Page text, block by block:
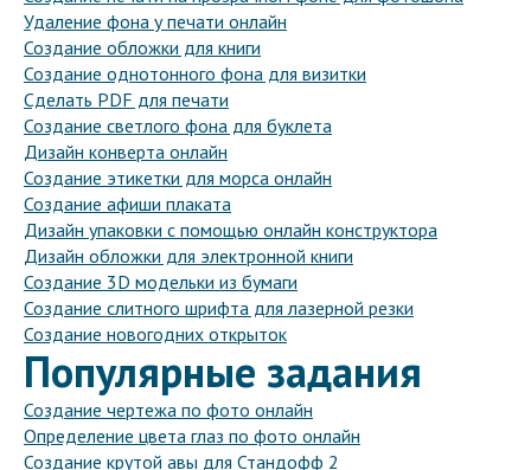
Удаление фона у печати онлайн
Создание обложки для книги
Создание однотонного фона для визитки
Сделать PDF для печати
Создание светлого фона для буклета
Дизайн конверта онлайн
Создание этикетки для морса онлайн
Создание афиши плаката
Дизайн упаковки с помощью онлайн конструктора
Дизайн обложки для электронной книги
Создание 3D модельки из бумаги
Создание слитного шрифта для лазерной резки
Создание новогодних открыток
Популярные задания
Создание чертежа по фото онлайн
Определение цвета глаз по фото онлайн
Создание крутой авы для Стандофф 2